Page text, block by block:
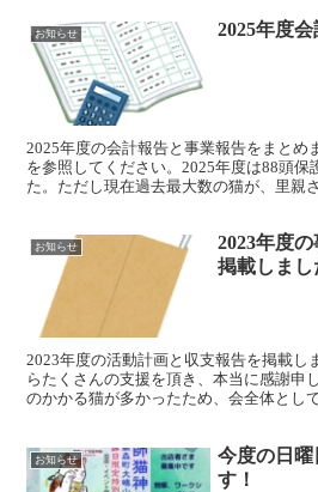
お知らせ 2025年度
2025年度の会計報告と事業報告をまとめ
を参照してください。2025年度は88頭保
た。ただし現在過去最大数の猫が、里親
お知らせ
2023年度
掲載しまし
2023年度の活動計画と収支報告を掲載し
らたくさんの支援を頂き、本当に感謝申
のかかる猫が多かったため、会全体とし
お知らせ
今度の日
す！